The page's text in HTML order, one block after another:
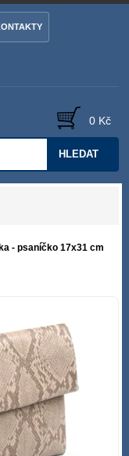
HLEDAT
0 Kč
- psaníčko 17x31 cm